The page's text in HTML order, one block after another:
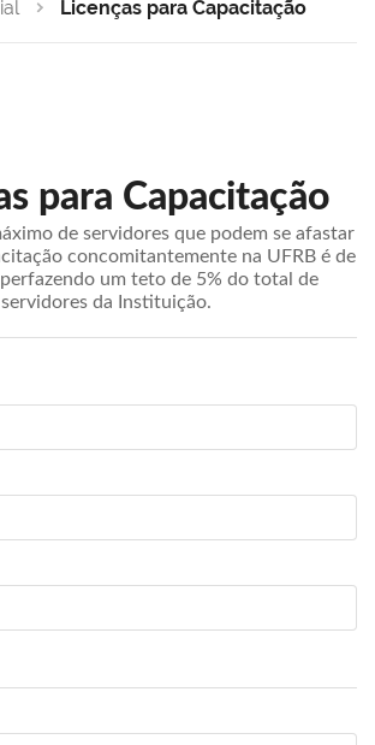
Licenças para Capacitação
para Capacitação
de servidores que podem se afastar
concomitantemente na UFRB é de
um teto de 5% do total de
servidores da Instituição.